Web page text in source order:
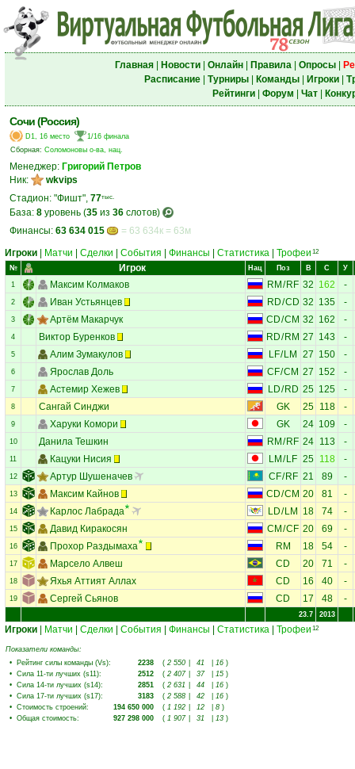
Главная| Новости| Онлайн| Правила| Опросы|
Расписание| Турниры| Команды| Игроки|
Рейтинги| Форум Чат|
Сочи (Россия)
D1, 16 место
1/16 финала
Сборная: Соломоновы о-ва, нац.
Менеджер: Григорий Петров
Ник:
wkvips
Стадион: "Фишт", 77тыс.
База: 8 уровень (35 из 36 слотов)
Финансы: 63 634 015
= 63 634к = 63м
Игроки
Матчи Сделки События Финансы Статистика Трофеи 12
№ Игрок Нац Поз В С У
1 Максим Колмаков RM / RF 32 162 -
2 Иван Устьянцев RD/CD 32 135 -
3 Артём Макарчук CD/CM 32 162 -
4 Виктор Буренков RD/ RM 27 143 -
5 Алим Зумакулов LF/ LM 27 150 -
6 Ярослав Доль CF/CM 27 152 -
7 Астемир Хежев LD/RD 25 125 -
8 Сангай Синджи GK 25 118 -
9 Харуки Комори GK 24 109 -
10 Данила Тешкин RM / RF 24 113 -
11 Кацуки Нисия LM / LF 25 118 -
12 Артур Шушеначев CF/RF 21 89 -
13 Максим Кайнов CD/CM 20 81 -
14 Карлос Лабрада LD/ LM 18 74 -
15 Давид Киракосян CM /CF 20 69 -
16 Прохор Раздымаха RM 18 54 -
17 Марсело Алвеш CD 20 71 -
18 Яхья Аттият Аллах CD 16 40 -
19 Сергей Сьянов CD 17 48 -
23.7 2013
Игроки Матчи Сделки События Финансы Статистика Трофеи 12
Показатели команды:
• Рейтинг силы команды (Vs): 2238 ( 2 550 41 16 )
• Сила 11-ти лучших (s11): 2512 ( 2 407 37 15 )
• Сила 14-ти лучших (s14): 2851 ( 2 631 44 16 )
• Сила 17-ти лучших (s17): 3183 ( 2 588 42 16 )
• Стоимость строений: 194 650 000 ( 1 192 12 8 )
• Общая стоимость: 927 298 000 ( 1 907 31 13 )